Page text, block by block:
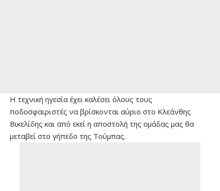
Η τεχνική ηγεσία έχει καλέσει όλους τους
ποδοσφαιριστές να βρίσκονται αύριο στο Κλεάνθης
Βικελίδης και από εκεί η αποστολή της ομάδας μας θα
μεταβεί στο γήπεδο της Τούμπας.